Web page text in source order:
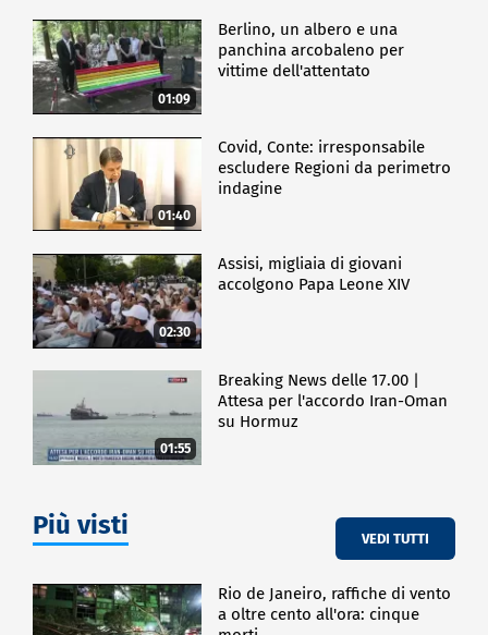
01:09
Berlino, un albero e una
panchina arcobaleno per
vittime dell'attentato
01:40
Covid, Conte: irresponsabile
escludere Regioni da perimetro
indagine
02:30
Assisi, migliaia di giovani
accolgono Papa Leone XIV
01:55
Breaking News delle 17.00 |
Attesa per l'accordo Iran-Oman
su Hormuz
Più visti VEDI TUTTI
Rio de Janeiro, raffiche di vento
a oltre cento all'ora: cinque